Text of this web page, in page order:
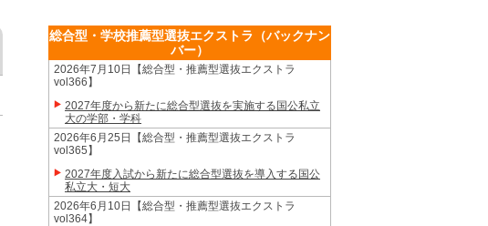
総合型・学校推薦型選抜エクストラ（バックナン
バー）
2026年7月10日【総合型・推薦型選抜エクストラ
vol366】
2027年度から新たに総合型選抜を実施する国公私立
大の学部・学科
2026年6月25日【総合型・推薦型選抜エクストラ
vol365】
2027年度入試から新たに総合型選抜を導入する国公
私立大・短大
2026年6月10日【総合型・推薦型選抜エクストラ
vol364】